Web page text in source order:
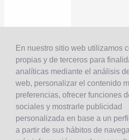
En nuestro sitio web utilizamos
propias y de terceros para
analíticas mediante el análisis
web, personalizar el contenido
preferencias, ofrecer funciones
sociales y mostrarle publicidad
personalizada en base a un
a partir de sus hábitos de